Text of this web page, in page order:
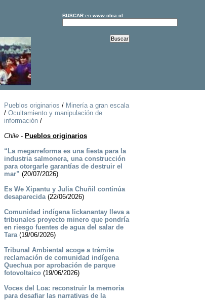
BUSCARen www.olca.cl
Pueblos originarios / Minería a gran escala
/ Ocultamiento y manipulación de
información/
Chile- Pueblos originarios
“La megarreforma es una fiesta para la
industria salmonera, una construcción
para otorgarle garantías de destruir el
mar” (20/07/2026)
Es We Xipantu y Julia Chuñil continúa
desaparecida(22/06/2026)
Comunidad indígena lickanantay lleva a
tribunales proyecto minero que pondría
en riesgo fuentes de agua del salar de
Tara(19/06/2026)
Tribunal Ambiental acoge a trámite
reclamación de comunidad indígena
Quechua por aprobación de parque
fotovoltaico(19/06/2026)
Voces del Loa: reconstruir la memoria
para desafiar las narrativas de la